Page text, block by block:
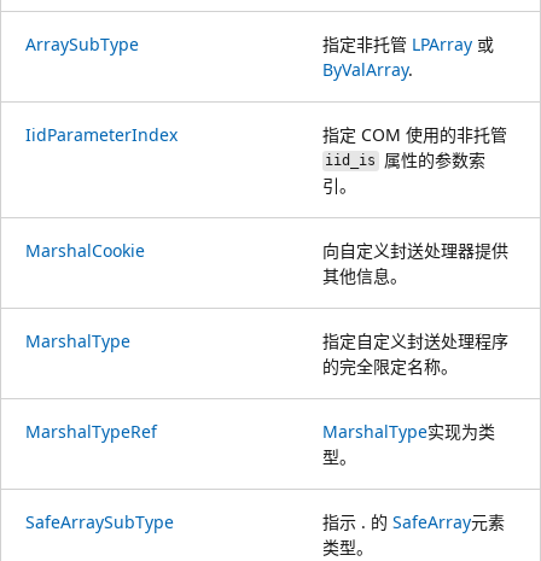
ArraySubType 指定非托管 LPArray 或
ByValArray.
IidParameterIndex 指定 COM 使用的非托管
iid_is
属性的参数索
引。
MarshalCookie
向自定义封送处理器提供
其他信息。
MarshalType
指定自定义封送处理程序
的完全限定名称。
MarshalTypeRef MarshalType实现为类
型。
SafeArraySubType 指示 . 的 SafeArray元素
类型。